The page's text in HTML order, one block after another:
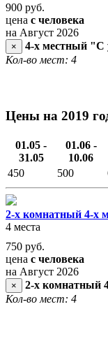
900 руб.
цена с человека
на Август 2026
×
4-х местный "С
Кол-во мест: 4
Цены на 2019
01.05 -
31.05
01.06 -
10.06
450
500
2-х комнатный 4-х
4 места
750 руб.
цена с человека
на Август 2026
×
2-х комнатный
Кол-во мест: 4